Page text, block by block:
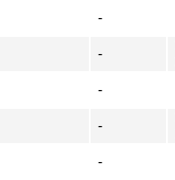
-
-
-
-
-